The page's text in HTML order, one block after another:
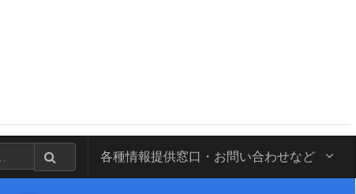
各種情報提供窓口・ お問い合わせなど